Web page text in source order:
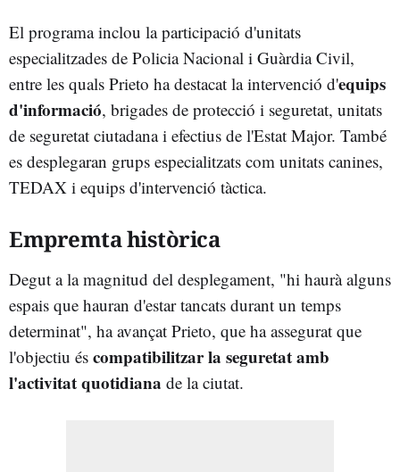
El programa inclou la participació d'unitats
especialitzades de Policia Nacional i Guàrdia Civil,
entre les quals Prieto ha destacat la intervenció d'equips
d'informació, brigades de protecció i seguretat, unitats
de seguretat ciutadana i efectius de l'Estat Major. També
es desplegaran grups especialitzats com unitats canines,
TEDAX i equips d'intervenció tàctica.
Empremta històrica
Degut a la magnitud del desplegament, "hi haurà alguns
espais que hauran d'estar tancats durant un temps
determinat", ha avançat Prieto, que ha assegurat que
l'objectiu és compatibilitzar la seguretat amb
l'activitat quotidiana de la ciutat.